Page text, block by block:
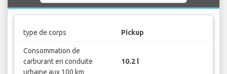
type de corps Pickup
Consommation de
carburant en conduite
urbaine aux 100 km
10.2 l